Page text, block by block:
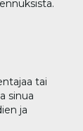
tai
sinua
ja